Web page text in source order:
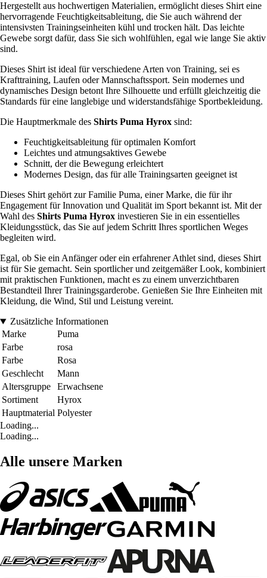
Hergestellt aus hochwertigen Materialien, ermöglicht dieses Shirt eine
hervorragende Feuchtigkeitsableitung, die Sie auch während der
intensivsten Trainingseinheiten kühl und trocken hält. Das leichte
Gewebe sorgt dafür, dass Sie sich wohlfühlen, egal wie lange Sie aktiv
sind.
Dieses Shirt ist ideal für verschiedene Arten von Training, sei es
Krafttraining, Laufen oder Mannschaftssport. Sein modernes und
dynamisches Design betont Ihre Silhouette und erfüllt gleichzeitig die
Standards für eine langlebige und widerstandsfähige Sportbekleidung.
Die Hauptmerkmale des Shirts Puma Hyrox sind:
Feuchtigkeitsableitung für optimalen Komfort
Leichtes und atmungsaktives Gewebe
Schnitt, der die Bewegung erleichtert
Modernes Design, das für alle Trainingsarten geeignet ist
Dieses Shirt gehört zur Familie Puma, einer Marke, die für ihr
Engagement für Innovation und Qualität im Sport bekannt ist. Mit der
Wahl des Shirts Puma Hyrox investieren Sie in ein essentielles
Kleidungsstück, das Sie auf jedem Schritt Ihres sportlichen Weges
begleiten wird.
Egal, ob Sie ein Anfänger oder ein erfahrener Athlet sind, dieses Shirt
ist für Sie gemacht. Sein sportlicher und zeitgemäßer Look, kombiniert
mit praktischen Funktionen, macht es zu einem unverzichtbaren
Bestandteil Ihrer Trainingsgarderobe. Genießen Sie Ihre Einheiten mit
Kleidung, die Wind, Stil und Leistung vereint.
Zusätzliche Informationen
Marke
Puma
Farbe
rosa
Farbe
Rosa
Geschlecht
Mann
Altersgruppe
Erwachsene
Sortiment
Hyrox
Hauptmaterial Polyester
Loading...
Loading...
Alle unsere Marken